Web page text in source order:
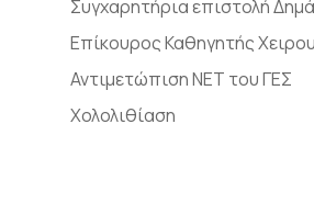
Συγχαρητήρια επιστολή
Επίκουρος Καθηγητής
Αντιμετώπιση ΝΕΤ του ΓΕΣ
Χολολιθίαση